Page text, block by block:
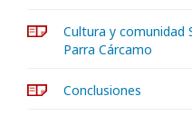
Cultura y comunidad
Parra Cárcamo
Conclusiones